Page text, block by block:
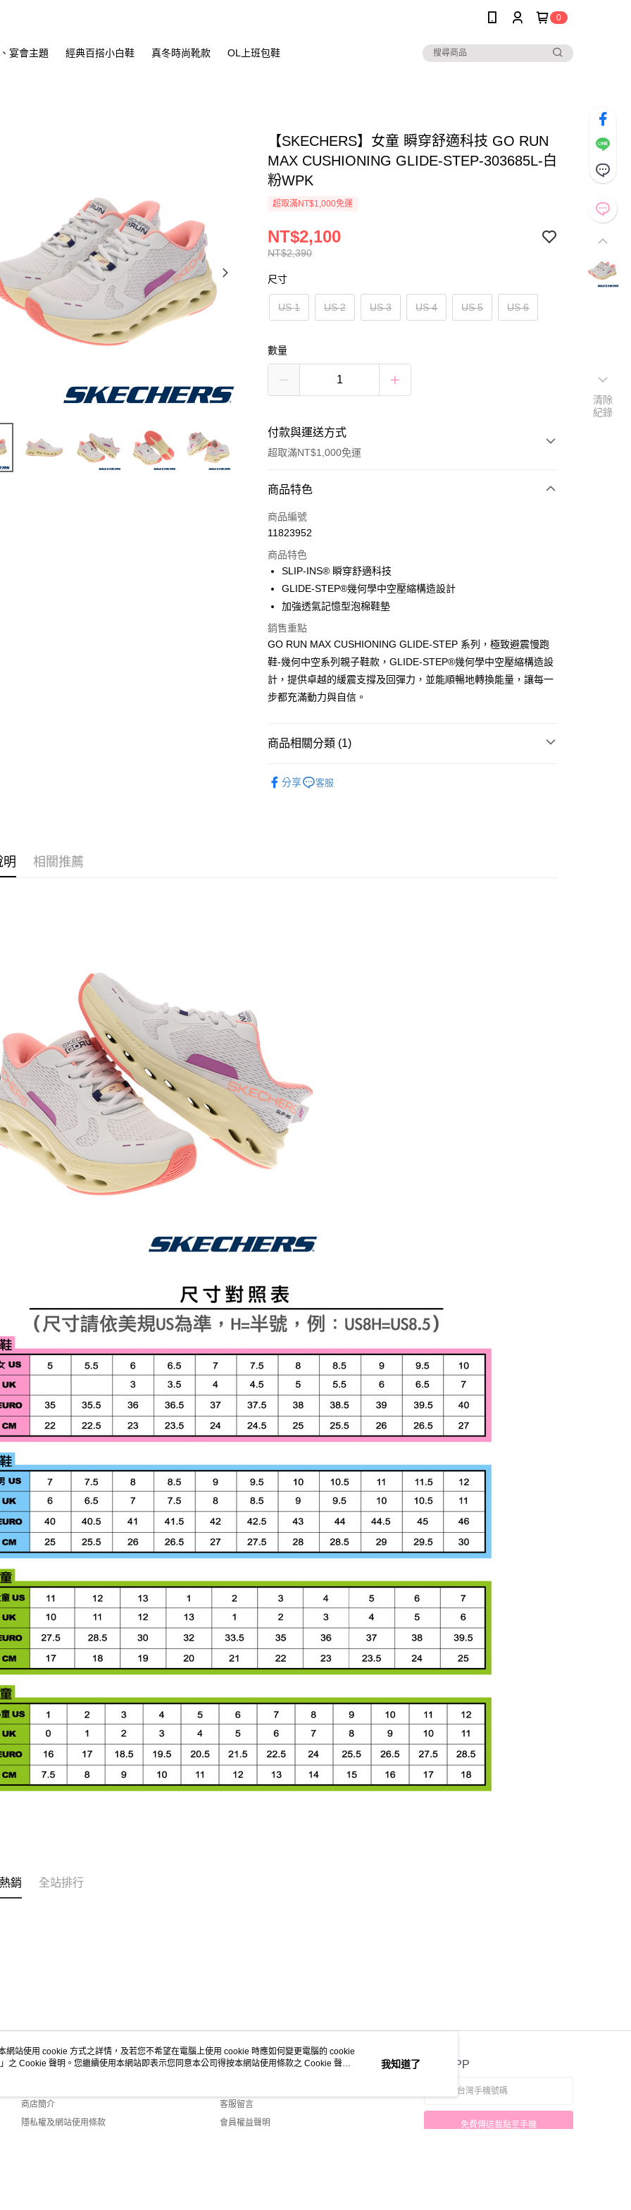
0
宴會主題 經典百搭小白鞋 真冬時尚靴款 OL上班包鞋
【SKECHERS】女童 瞬穿舒適科技 GO RUN
MAX CUSHIONING GLIDE-STEP-303685L-白
粉WPK
超取滿NT$1,000免運
NT$2,390
NT$2,100
尺寸
US 1 US 2 US 3 US 4 US 5 US 6
數量
付款與運送方式
超取滿NT$1,000免運
付款方式
信用卡一次付款
運送方式
全家取貨付款
每筆NT$60，滿NT$1,000(含以上)免運費
7-11取貨付款
每筆NT$60，滿NT$1,000(含以上)免運費
宅配
商品特色
商品編號
11823952
商品特色
SLIP-INS® 瞬穿舒適科技
GLIDE-STEP®幾何學中空壓縮構造設計
加強透氣記憶型泡棉鞋墊
銷售重點
GO RUN MAX CUSHIONING GLIDE-STEP 系列，極致避震慢跑
鞋-幾何中空系列親子鞋款，GLIDE-STEP®幾何學中空壓縮構造設
計，提供卓越的緩震支撐及回彈力，並能順暢地轉換能量，讓每一
步都充滿動力與自信。
商品相關分類 (1)
分享
客服
明 相關推薦
銷 全站排行
關於我們
商店簡介
隱私權及網站使用條款
客服資訊
客服留言
會員權益聲明
官方APP
免費傳送載點至手機
清除
紀錄
網站使用 cookie 方式之詳情，及若您不希望在電腦上使用 cookie 時應如何變更電腦的 cookie
」之 Cookie 聲明。您繼續使用本網站即表示您同意本公司得按本網站使用條款之 Cookie 聲明
我知道了